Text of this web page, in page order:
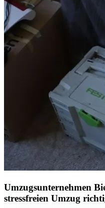
Umzugsunternehmen
stressfreien Umzug